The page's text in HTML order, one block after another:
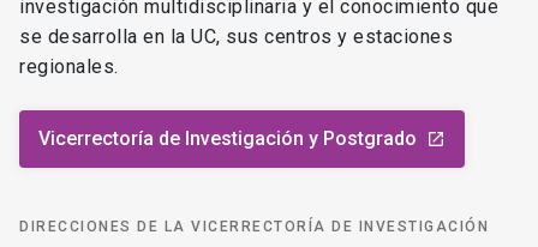
investigación multidisciplinaria y el conocimiento que
se desarrolla en la UC, sus centros y estaciones
regionales.
Vicerrectoría de Investigación y Postgrado launch
DIRECCIONES DE LA VICERRECTORÍA DE INVESTIGACIÓN